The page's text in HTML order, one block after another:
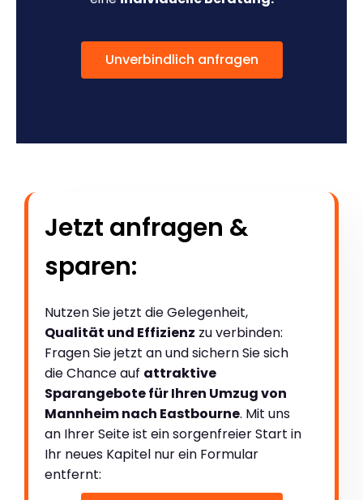
Unverbindlich anfragen
Jetzt anfragen &
sparen:
Nutzen Sie jetzt die Gelegenheit,
Qualität und Effizienz zu verbinden:
Fragen Sie jetzt an und sichern Sie sich
die Chance auf attraktive
Sparangebote für Ihren Umzug von
Mannheim nach Eastbourne. Mit uns
an Ihrer Seite ist ein sorgenfreier Start in
Ihr neues Kapitel nur ein Formular
entfernt: